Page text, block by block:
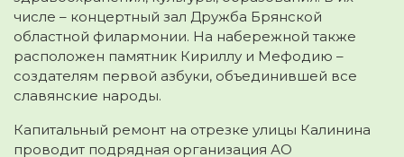
числе – концертный зал Дружба Брянской
областной филармонии. На набережной также
расположен памятник Кириллу и Мефодию –
создателям первой азбуки, объединившей все
славянские народы.
Капитальный ремонт на отрезке улицы Калинина
проводит подрядная организация АО